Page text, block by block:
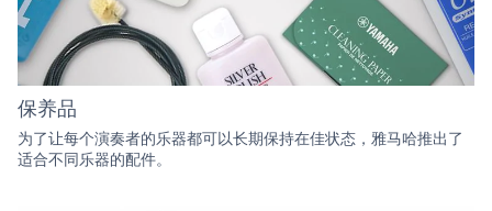
保养品
为了让每个演奏者的乐器都可以长期保持在佳状态，雅马哈推出了
适合不同乐器的配件。